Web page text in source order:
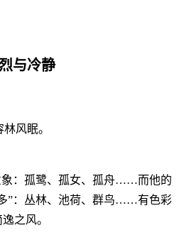
与冷静
风眠。
象：孤鹭、孤女、孤舟……而他的
”：丛林、池荷、群鸟……有色彩
之风。